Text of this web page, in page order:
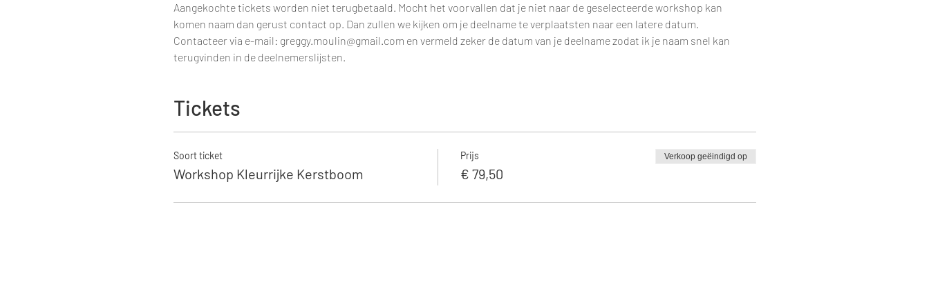
Aangekochte tickets worden niet terugbetaald. Mocht het voorvallen dat je niet naar de geselecteerde workshop kan
komen naam dan gerust contact op. Dan zullen we kijken om je deelname te verplaatsten naar een latere datum.
Contacteer via e-mail: greggy.moulin@gmail.com en vermeld zeker de datum van je deelname zodat ik je naam snel kan
terugvinden in de deelnemerslijsten.
Tickets
Soort ticket
Workshop Kleurrijke Kerstboom
Prijs
€ 79,50
Verkoop geëindigd op